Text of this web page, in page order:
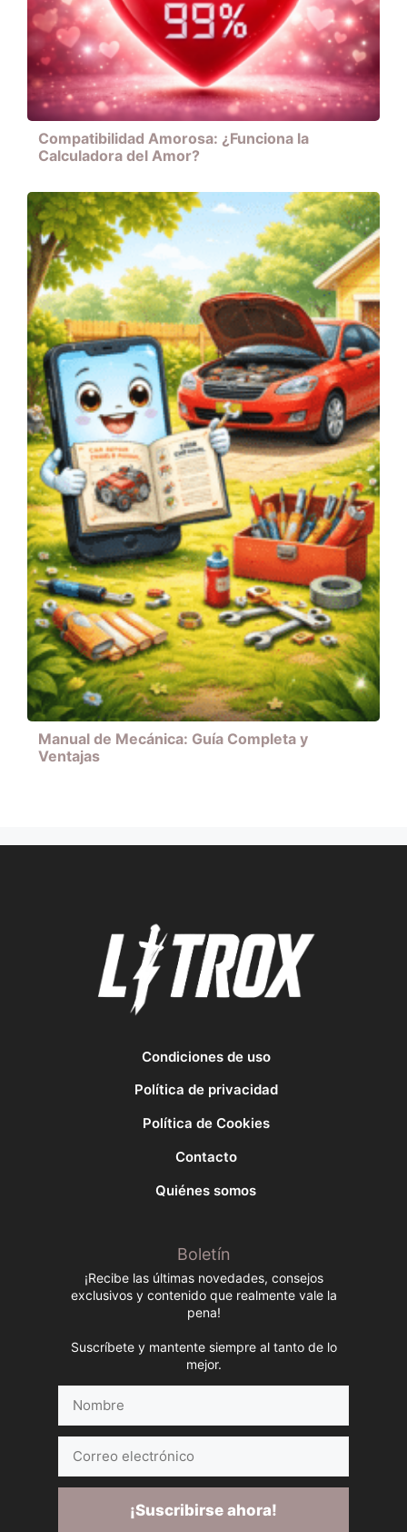
Compatibilidad Amorosa: ¿Funciona la
Calculadora del Amor?
Manual de Mecánica: Guía Completa y
Ventajas
Condiciones de uso
Política de privacidad
Política de Cookies
Contacto
Quiénes somos
Boletín
¡Recibe las últimas novedades, consejos
exclusivos y contenido que realmente vale la
pena!
Suscríbete y mantente siempre al tanto de lo
mejor.
electrónico
¡Suscribirse ahora!